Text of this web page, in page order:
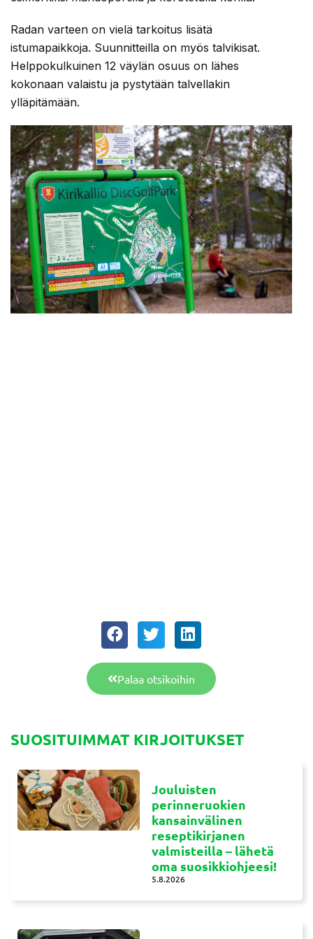
Radan varteen on vielä tarkoitus lisätä
istumapaikkoja. Suunnitteilla on myös talvikisat.
Helppokulkuinen 12 väylän osuus on lähes
kokonaan valaistu ja pystytään talvellakin
ylläpitämään.
Palaa otsikoihin
SUOSITUIMMAT KIRJOITUKSET
Jouluisten
perinneruokien
kansainvälinen
reseptikirjanen
valmisteilla – lähetä
oma suosikkiohjeesi!
5.8.2026